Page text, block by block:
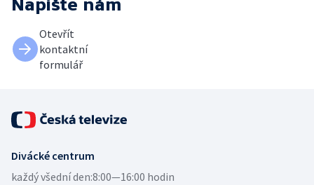
Napište nám
Otevřít
kontaktní
formulář
Divácké centrum
každý všední den:8:00—16:00 hodin